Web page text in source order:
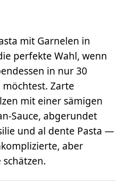
mit Garnelen in
perfekte Wahl, wenn
in nur 30
Zarte
mit einer sämigen
Sauce, abgerundet
und al dente Pasta —
aber